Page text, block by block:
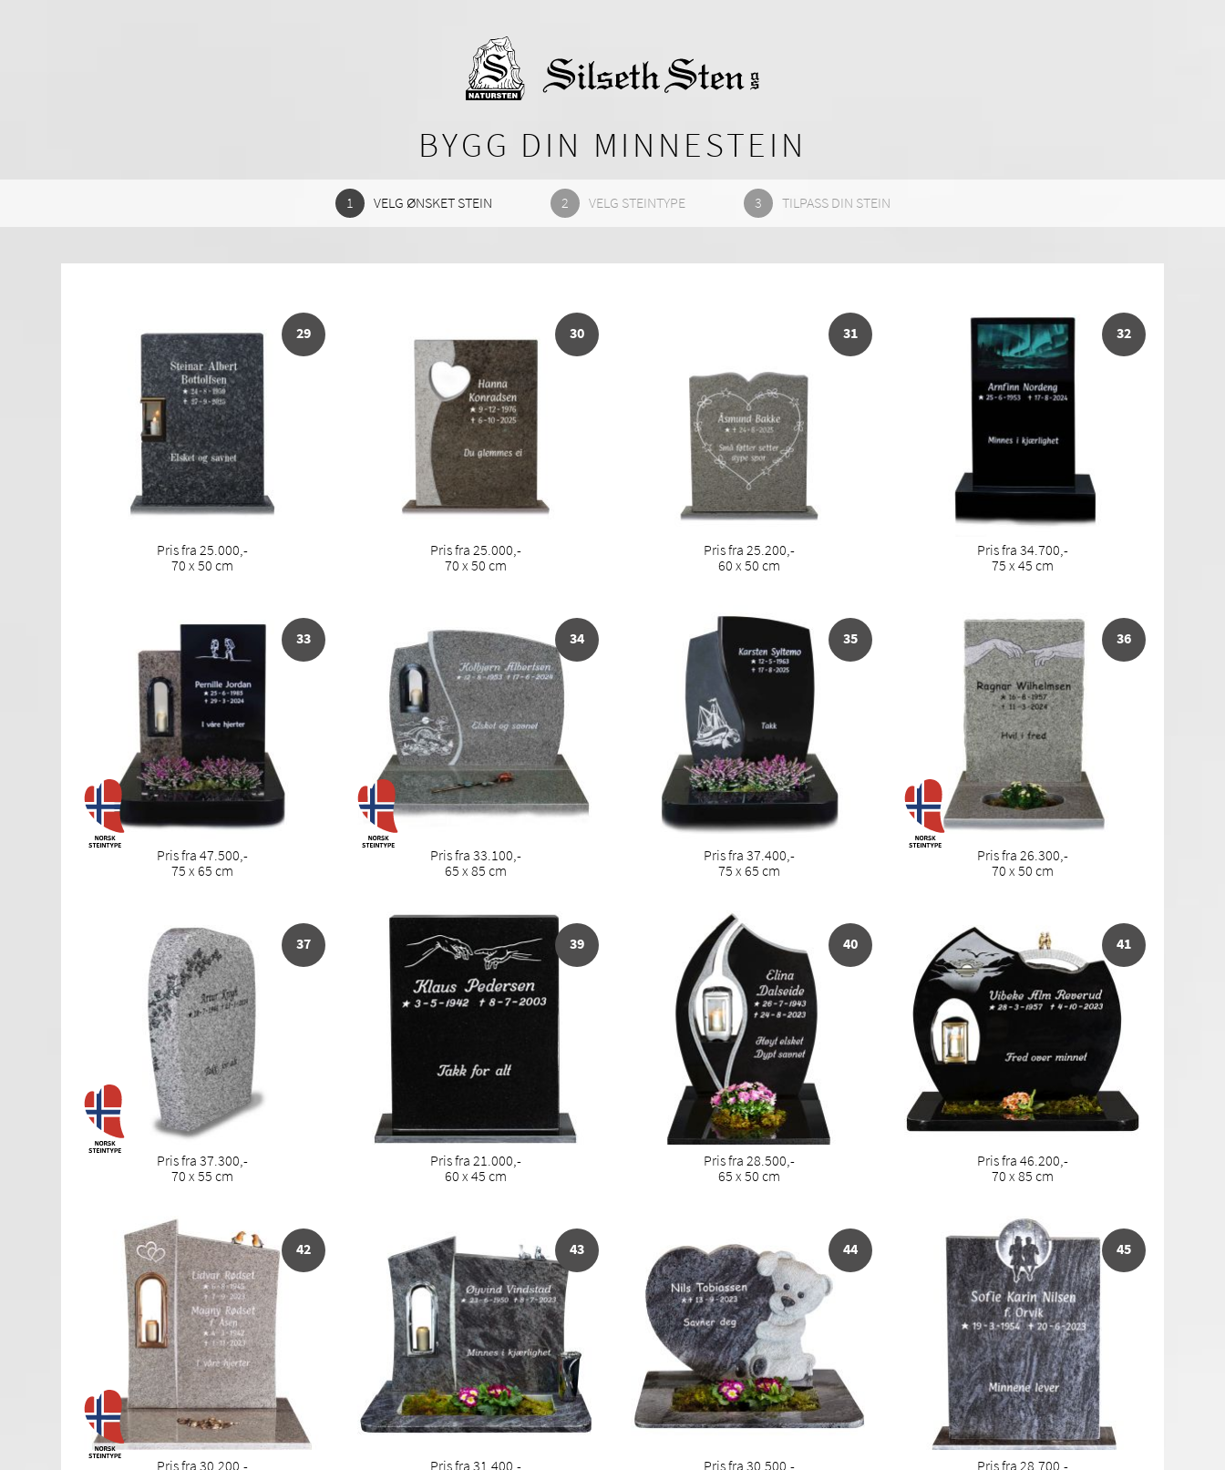
BYGG DIN MINNESTEIN
VELG ØNSKET STEIN VELG STEINTYPE TILPASS DIN STEIN
29
Pris fra 25.000,-
70 x 50 cm
30
Pris fra 25.000,-
70 x 50 cm
31
Pris fra 25.200,-
60 x 50 cm
32
Pris fra 34.700,-
75 x 45 cm
33
Pris fra 47.500,-
75 x 65 cm
34
Pris fra 33.100,-
65 x 85 cm
35
Pris fra 37.400,-
75 x 65 cm
36
Pris fra 26.300,-
70 x 50 cm
37
Pris fra 37.300,-
70 x 55 cm
39
Pris fra 21.000,-
60 x 45 cm
40
Pris fra 28.500,-
65 x 50 cm
41
Pris fra 46.200,-
70 x 85 cm
42
Pris fra 30.200,-
43
Pris fra 31.400,-
44
Pris fra 30.500,-
45
Pris fra 28.700,-